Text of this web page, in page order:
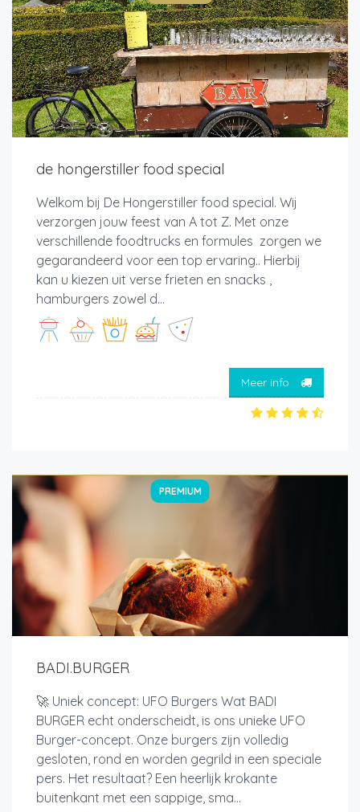
de hongerstiller food special
Welkom bij De Hongerstiller food special. Wij
verzorgen jouw feest van A tot Z. Met onze
verschillende foodtrucks en formules zorgen we
gegarandeerd voor een top ervaring.. Hierbij
kan u kiezen uit verse frieten en snacks ,
hamburgers zowel d...
Meer info
PREMIUM
BADI.BURGER
🚀 Uniek concept: UFO Burgers Wat BADI
BURGER echt onderscheidt, is ons unieke UFO
Burger-concept. Onze burgers zijn volledig
gesloten, rond en worden gegrild in een speciale
pers. Het resultaat? Een heerlijk krokante
buitenkant met een sappige, sma...